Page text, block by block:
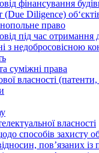
фінансування
Diligence)
право
під час отримання
з недобросовісною
суміжні права
власності
власності
способів захисту
пов’язаних із